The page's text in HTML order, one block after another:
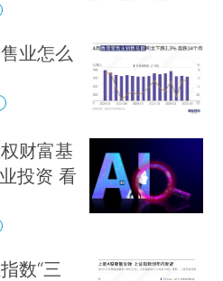
业怎么
财富基
投资 看
数“三